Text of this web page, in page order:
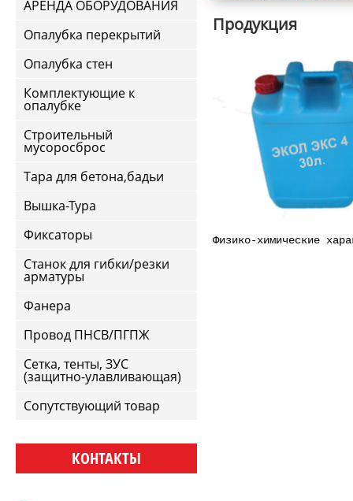
АРЕНДА ОБОРУДОВАНИЯ
Опалубка перекрытий
Опалубка стен
Комплектующие к
опалубке
Строительный
мусоросброс
Тара для бетона,бадьи
Вышка-Тура
Фиксаторы
Станок для гибки/резки
арматуры
Фанера
Провод ПНСВ/ПГПЖ
Сетка, тенты, ЗУС
(защитно-улавливающая)
Сопутствующий товар
КОНТАКТЫ
Продукция
Физико-химические